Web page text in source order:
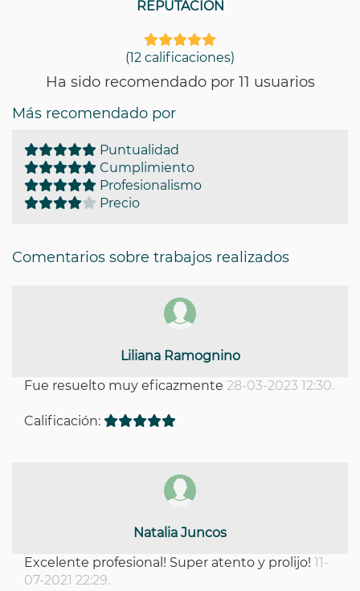
REPUTACIÓN
(12 calificaciones)
Ha sido recomendado por 11 usuarios
Más recomendado por
Puntualidad
Cumplimiento
Profesionalismo
Precio
Comentarios sobre trabajos realizados
Liliana Ramognino
Fue resuelto muy eficazmente 28-03-2023 12:30.
Calificación:
Natalia Juncos
Excelente profesional! Super atento y prolijo! 11-
07-2021 22:29.